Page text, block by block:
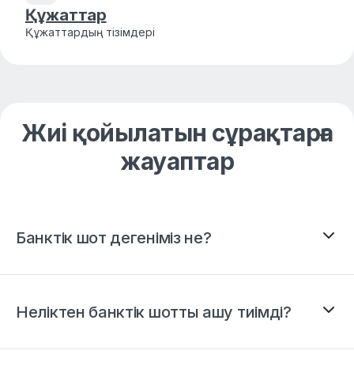
Құжаттар
Құжаттардың тізімдері
Жиі қойылатын сұрақтарға
жауаптар
Банктік шот дегеніміз не?
Неліктен банктік шотты ашу тиімді?